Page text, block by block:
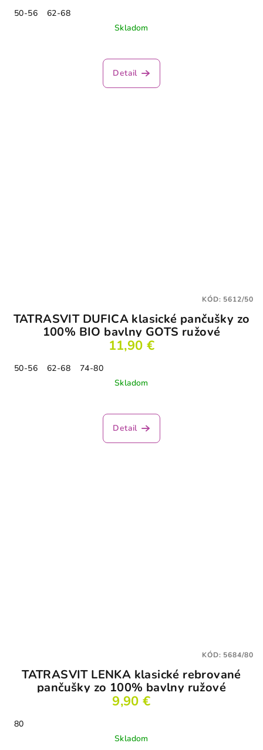
50-56
62-68
Skladom
Detail
TATRASVIT DUFICA klasické pančušky zo
100% BIO bavlny GOTS ružové
11,90 €
50-56 62-68
74-80
Skladom
Detail
KÓD: 5612/50
TATRASVIT LENKA klasické rebrované
pančušky zo 100% bavlny ružové
9,90 €
80
Skladom
KÓD: 5684/80